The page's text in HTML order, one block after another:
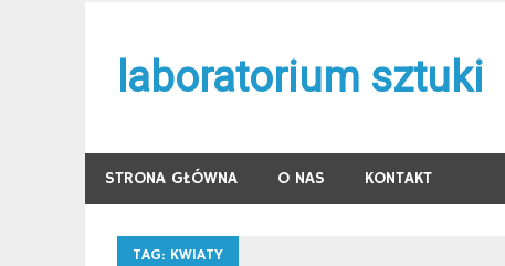
contentlaboratorium sztuki
STRONA GŁÓWNA O NAS KONTAKT
TAG: KWIATY